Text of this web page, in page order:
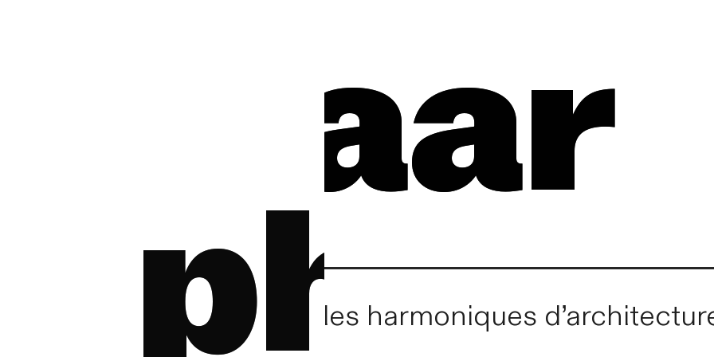
phaar
phaar
[ acronyme ] : particules harmoniques